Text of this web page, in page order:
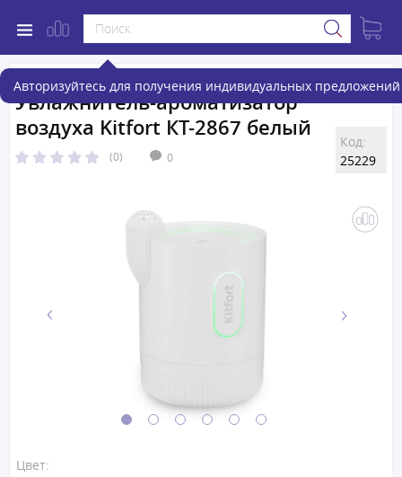
Авторизуйтесь для получения индивидуальных предложений
Увлажнитель-ароматизатор
воздуха Kitfort КТ-2867 белый
(0) 0
Код:
25229
Цвет: